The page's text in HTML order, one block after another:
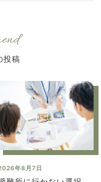
年8月7日